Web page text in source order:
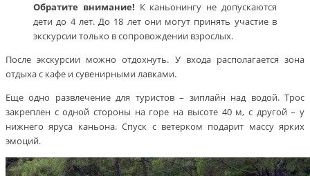
Обратите внимание! К каньонингу не допускаются
дети до 4 лет. До 18 лет они могут принять участие в
экскурсии только в сопровождении взрослых.
После экскурсии можно отдохнуть. У входа располагается зона
отдыха с кафе и сувенирными лавками.
Еще одно развлечение для туристов – зиплайн над водой. Трос
закреплен с одной стороны на горе на высоте 40 м, с другой – у
нижнего яруса каньона. Спуск с ветерком подарит массу ярких
эмоций.